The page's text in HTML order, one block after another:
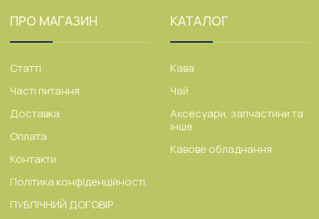
ПРО МАГАЗИН
Статті
Часті питання
Доставка
Оплата
Контакти
Політика конфіденційності
ПУБЛІЧНИЙ ДОГОВІР
КАТАЛОГ
Кава
Чай
Аксесуари, запчастини та
інше
Кавове обладнання